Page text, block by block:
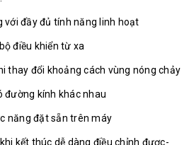
với đầy đủ tính năng linh hoạt
điều khiển từ xa
thay đổi khoảng cách vùng nóng chảy
đường kính khác nhau
năng đặt sẵn trên máy
kết thúc dễ dàng điều chỉnh được-